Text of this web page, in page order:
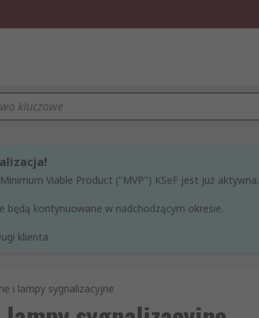
Viable Product ("MVP") KSeF jest już aktywna.
będą kontynuowane w nadchodzącym okresie.
klienta.
i lampy sygnalizacyjne